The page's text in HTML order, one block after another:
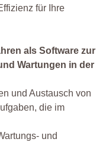
für Ihre
als Software zur
Wartungen in der
und Austausch von
die im
und